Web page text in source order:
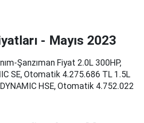
- Mayıs 2023
Şanzıman Fiyat 2.0L 300HP,
SE, Otomatik 4.275.686 TL 1.5L
HSE, Otomatik 4.752.022